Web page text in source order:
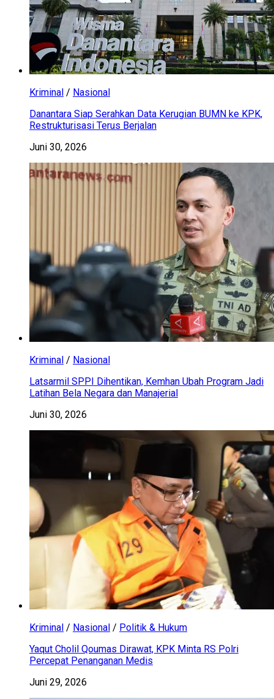
Kriminal / Nasional
Danantara Siap Serahkan Data Kerugian BUMN ke KPK,
Restrukturisasi Terus Berjalan
Juni 30, 2026
Kriminal / Nasional
Latsarmil SPPI Dihentikan, Kemhan Ubah Program Jadi
Latihan Bela Negara dan Manajerial
Juni 30, 2026
Kriminal / Nasional / Politik & Hukum
Yaqut Cholil Qoumas Dirawat, KPK Minta RS Polri
Percepat Penanganan Medis
Juni 29, 2026